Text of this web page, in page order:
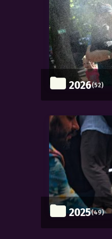
2026(52)
2025(49)